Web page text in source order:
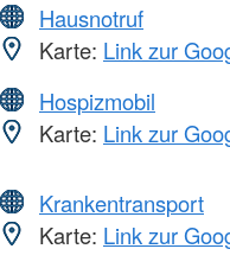
Hausnotruf
Karte: Link zur
Hospizmobil
Karte: Link zur
Krankentransport
Karte: Link zur